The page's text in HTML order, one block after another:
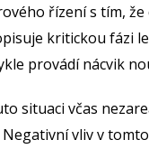
řízení s tím,
kritickou fázi
provádí nácvik
situaci včas
vliv v